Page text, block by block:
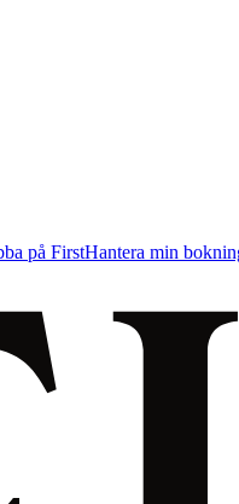
på FirstHantera min